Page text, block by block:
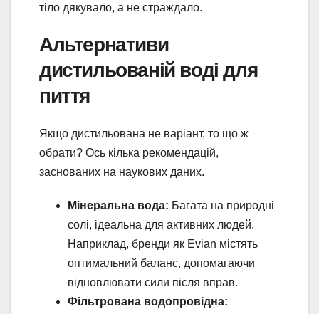
тіло дякувало, а не страждало.
Альтернативи
дистильованій воді для
пиття
Якщо дистильована не варіант, то що ж
обрати? Ось кілька рекомендацій,
заснованих на наукових даних.
Мінеральна вода: Багата на природні
солі, ідеальна для активних людей.
Наприклад, бренди як Evian містять
оптимальний баланс, допомагаючи
відновлювати сили після вправ.
Фільтрована водопровідна: